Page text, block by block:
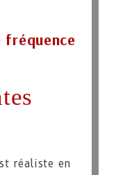
fréquence
réaliste en